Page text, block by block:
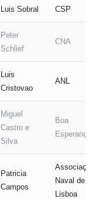
Luis Sobral CSP
Peter
Schlief
CNA
Luis
Cristovao
ANL
Miguel
Castro e
Silva
Boa
Esperança
Patricia
Campos
Associação
Naval de
Lisboa